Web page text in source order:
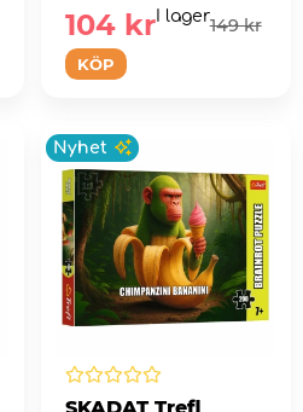
KÖP
149 kr
104 krI lager
Nyhet